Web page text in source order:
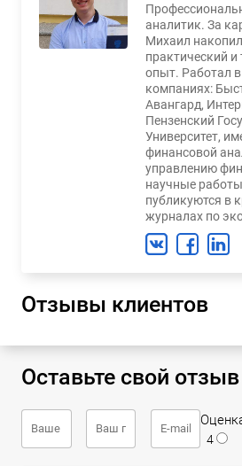
аналитик. За
Михаил
практический и
опыт. Работал
компаниях:
Авангард,
Пензенский
Университет,
финансовой
управлению
научные
публикуются в
журналах по
Отзывы клиентов
Оставьте свой отзыв
4